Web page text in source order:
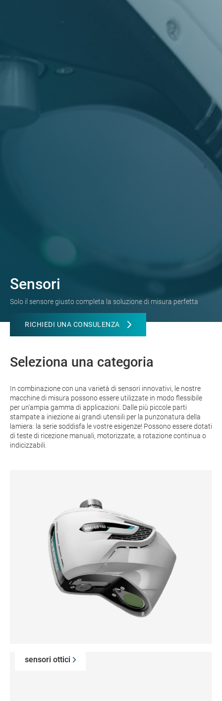
Sensori
Solo il sensore giusto completa la soluzione di misura perfetta
RICHIEDI UNA CONSULENZA
Seleziona una categoria
In combinazione con una varietà di sensori innovativi, le nostre
macchine di misura possono essere utilizzate in modo flessibile
per un'ampia gamma di applicazioni. Dalle più piccole parti
stampate a iniezione ai grandi utensili per la punzonatura della
lamiera: la serie soddisfa le vostre esigenze! Possono essere dotati
di teste di ricezione manuali, motorizzate, a rotazione continua o
indicizzabili.
sensori ottici